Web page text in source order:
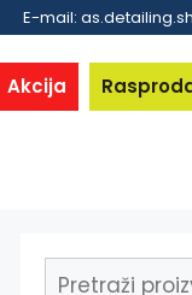
E-mail:
Akcija